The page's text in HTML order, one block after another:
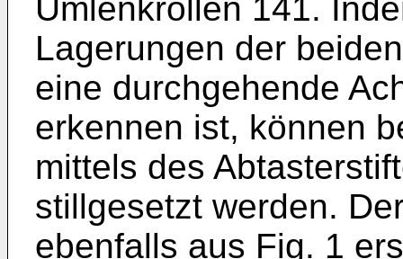
Umlenkrollen 141.
Lagerungen der
eine durchgehende
erkennen ist, können
mittels des
stillgesetzt werden.
ebenfalls aus Fig. 1